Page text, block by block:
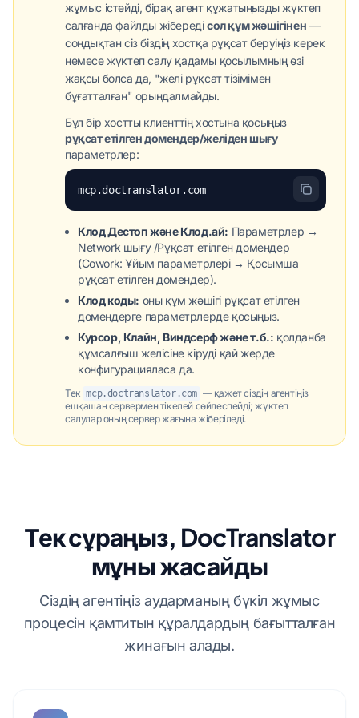
жұмыс істейді, бірақ агент құжатыңызды жүктеп
салғанда файлды жібередісол құм жәшігінен —
сондықтан сіз біздің хостқа рұқсат беруіңіз керек
немесе жүктеп салу қадамы қосылымның өзі
жақсы болса да, "желі рұқсат тізімімен
бұғатталған" орындалмайды.
Бұл бір хостты клиенттің хостына қосыңыз
рұқсат етілген домендер/желіден шығу
параметрлер:
mcp.doctranslator.com
Клод Дестоп және Клод.ай: Параметрлер →
Network шығу /Рұқсат етілген домендер
(Cowork: Ұйым параметрлері → Қосымша
рұқсат етілген домендер).
Клод коды: оны құм жәшігі рұқсат етілген
домендерге параметрлерде қосыңыз.
Курсор, Клайн, Виндсерф және т.б.: қолданба
құмсалғыш желісіне кіруді қай жерде
конфигурацияласа да.
Тек mcp.doctranslator.com — қажет сіздің агентіңіз
ешқашан сервермен тікелей сөйлеспейді; жүктеп
салулар оның сервер жағына жіберіледі.
Тек сұраңыз, DocTranslator
мұны жасайды
Сіздің агентіңіз аударманың бүкіл жұмыс
процесін қамтитын құралдардың бағытталған
жинағын алады.